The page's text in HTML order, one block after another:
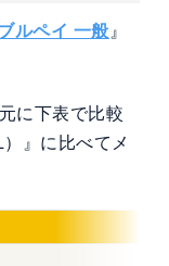
ルペイ 一般 』
に下表で比較
』に比べてメ